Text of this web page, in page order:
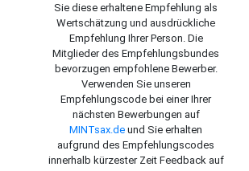
Sie diese erhaltene Empfehlung als
Wertschätzung und ausdrückliche
Empfehlung Ihrer Person. Die
Mitglieder des Empfehlungsbundes
bevorzugen empfohlene Bewerber.
Verwenden Sie unseren
Empfehlungscode bei einer Ihrer
nächsten Bewerbungen auf
MINTsax.de und Sie erhalten
aufgrund des Empfehlungscodes
innerhalb kürzester Zeit Feedback auf